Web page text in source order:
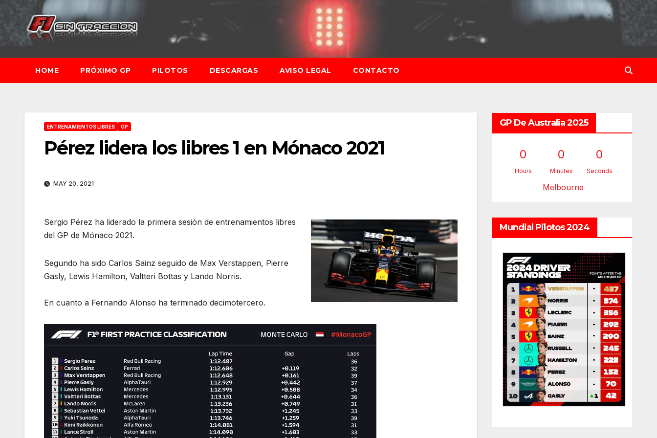
Saltar
contenido
HOME PRÓXIMO GP PILOTOS DESCARGAS AVISO LEGAL CONTACTO
ENTRENAMIENTOS LIBRES GP
Pérez lidera los libres 1 en Mónaco 2021
MAY 20, 2021
Sergio Pérez ha liderado la primera sesión de entrenamientos libres
del GP de Mónaco 2021.
Segundo ha sido Carlos Sainz seguido de Max Verstappen, Pierre
Gasly, Lewis Hamilton, Valtteri Bottas y Lando Norris.
En cuanto a Fernando Alonso ha terminado decimotercero.
GP De Australia 2025
0
Hours
0
Minutes
0
Seconds
Melbourne
Mundial Pilotos 2024